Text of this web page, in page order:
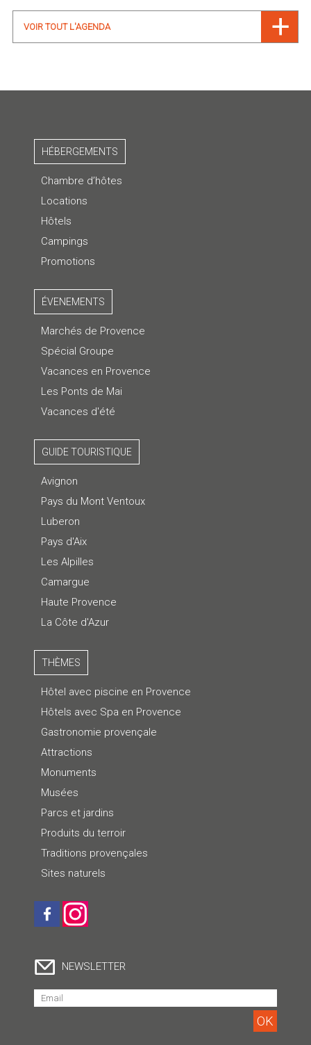
VOIR TOUT L'AGENDA
HÉBERGEMENTS
Chambre d’hôtes
Locations
Hôtels
Campings
Promotions
ÉVENEMENTS
Marchés de Provence
Spécial Groupe
Vacances en Provence
Les Ponts de Mai
Vacances d'été
GUIDE TOURISTIQUE
Avignon
Pays du Mont Ventoux
Luberon
Pays d'Aix
Les Alpilles
Camargue
Haute Provence
La Côte d'Azur
THÈMES
Hôtel avec piscine en Provence
Hôtels avec Spa en Provence
Gastronomie provençale
Attractions
Monuments
Musées
Parcs et jardins
Produits du terroir
Traditions provençales
Sites naturels
NEWSLETTER